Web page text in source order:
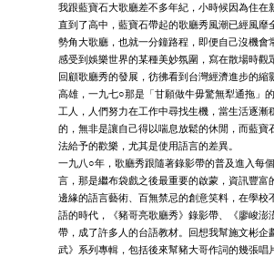
我跟藍寶石大歌廳差不多年紀，小時候因為住在
直到了高中，藍寶石帶起的歌廳秀風潮已經風靡
勢角大歌廳，也就一分鐘路程，即便自己沒機會
感受到娛樂世界的某種美妙氛圍，寫在散場時觀
回顧歌廳秀的發展，彷彿看到台灣經濟進步的縮
高雄，一九七○那是「甘願做牛毋驚無犁通拖」
工人，人們努力在工作中尋找生機，當生活逐漸
的，無非是讓自己得以喘息放鬆的休閒，而藍寶
法給予的歡樂，尤其是使用語言的差異。
一九八○年，歌廳秀跟隨著錄影帶的普及進入每
言，那是繼布袋戲之後最重要的啟蒙，資訊豐富
邊緣的語言藝術、百無禁忌的創意笑料，在學校
語的時代，《豬哥亮歌廳秀》錄影帶、《廖峻澎
帶，成了許多人的台語教材。回想我幫施文彬企
武》系列專輯，包括後來幫豬大哥作詞的幾張唱